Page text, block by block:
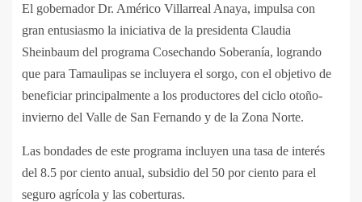
El gobernador Dr. Américo Villarreal Anaya, impulsa con
gran entusiasmo la iniciativa de la presidenta Claudia
Sheinbaum del programa Cosechando Soberanía, logrando
que para Tamaulipas se incluyera el sorgo, con el objetivo de
beneficiar principalmente a los productores del ciclo otoño-
invierno del Valle de San Fernando y de la Zona Norte.
Las bondades de este programa incluyen una tasa de interés
del 8.5 por ciento anual, subsidio del 50 por ciento para el
seguro agrícola y las coberturas.